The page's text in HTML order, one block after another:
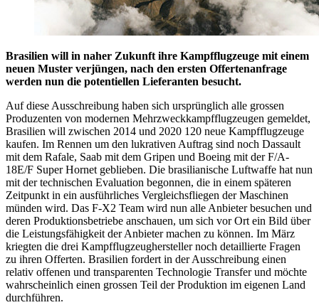
Brasilien will in naher Zukunft ihre Kampfflugzeuge mit einem
neuen Muster verjüngen, nach den ersten Offertenanfrage
werden nun die potentiellen Lieferanten besucht.
Auf diese Ausschreibung haben sich ursprünglich alle grossen
Produzenten von modernen Mehrzweckkampfflugzeugen gemeldet,
Brasilien will zwischen 2014 und 2020 120 neue Kampfflugzeuge
kaufen. Im Rennen um den lukrativen Auftrag sind noch Dassault
mit dem Rafale, Saab mit dem Gripen und Boeing mit der F/A-
18E/F Super Hornet geblieben. Die brasilianische Luftwaffe hat nun
mit der technischen Evaluation begonnen, die in einem späteren
Zeitpunkt in ein ausführliches Vergleichsfliegen der Maschinen
münden wird. Das F-X2 Team wird nun alle Anbieter besuchen und
deren Produktionsbetriebe anschauen, um sich vor Ort ein Bild über
die Leistungsfähigkeit der Anbieter machen zu können. Im März
kriegten die drei Kampfflugzeughersteller noch detaillierte Fragen
zu ihren Offerten. Brasilien fordert in der Ausschreibung einen
relativ offenen und transparenten Technologie Transfer und möchte
wahrscheinlich einen grossen Teil der Produktion im eigenen Land
durchführen.